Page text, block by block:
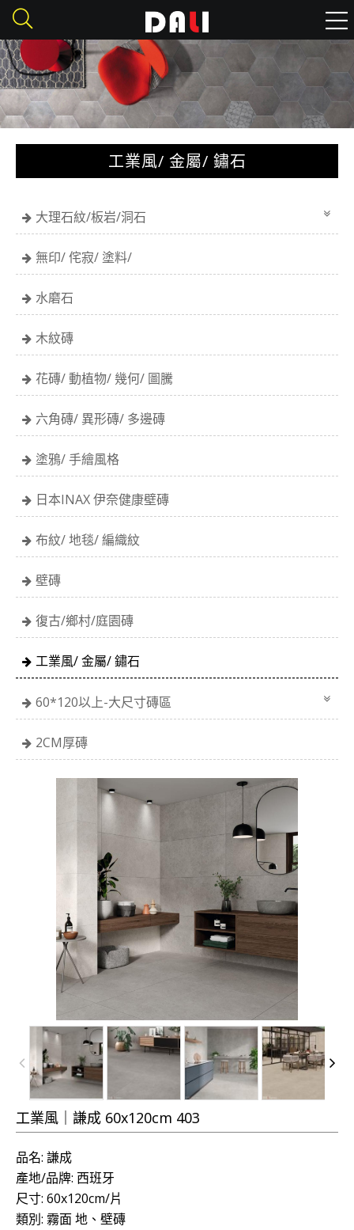
工業風/ 金屬/ 鏽石
大理石紋/板岩/洞石
無印/ 侘寂/ 塗料/
水磨石
木紋磚
花磚/ 動植物/ 幾何/ 圖騰
六角磚/ 異形磚/ 多邊磚
塗鴉/ 手繪風格
日本INAX 伊奈健康壁磚
布紋/ 地毯/ 編織紋
壁磚
復古/鄉村/庭園磚
工業風/ 金屬/ 鏽石
60*120以上-大尺寸磚區
2CM厚磚
工業風｜謙成 60x120cm 403
品名: 謙成
產地/品牌: 西班牙
尺寸: 60x120cm/片
類別: 霧面 地、壁磚